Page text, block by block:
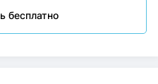
бесплатно